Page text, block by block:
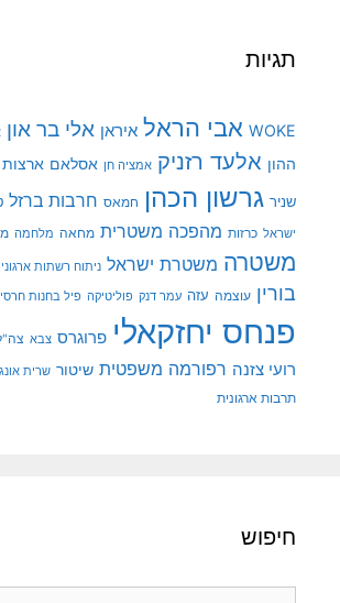
תגיות
WOKE אבי הראל איראן אלי בר און
ההון אלעד רזניק אמציה חן אסלאם
שניר גרשון הכהן חמאס חרבות ברזל
ישראל כרזות מהפכה משטרית מחאה מלחמה
משטרה משטרת ישראל ניתוח רשתות
בורין עוצמה עזה עמר דנק פוליטיקה פיל בחנות
פנחס יחזקאלי פרוגרס צבא
רועי צזנה רפורמה משפטית שיטור שרית
תרבות ארגונית
חיפוש